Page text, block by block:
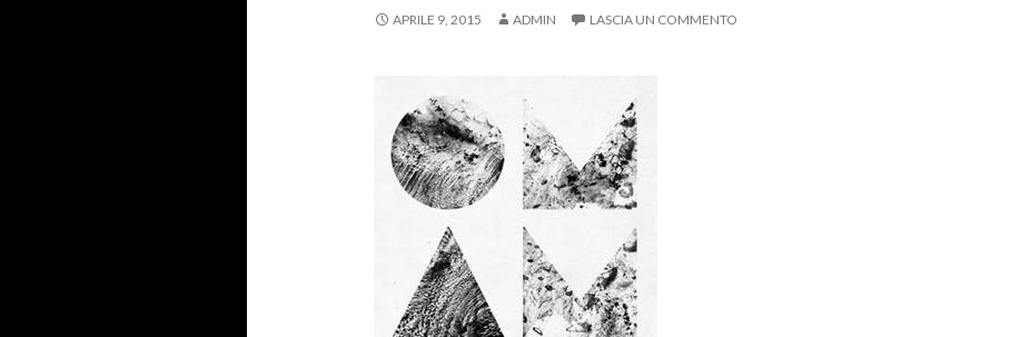
APRILE 9, 2015 ADMIN LASCIA UN COMMENTO